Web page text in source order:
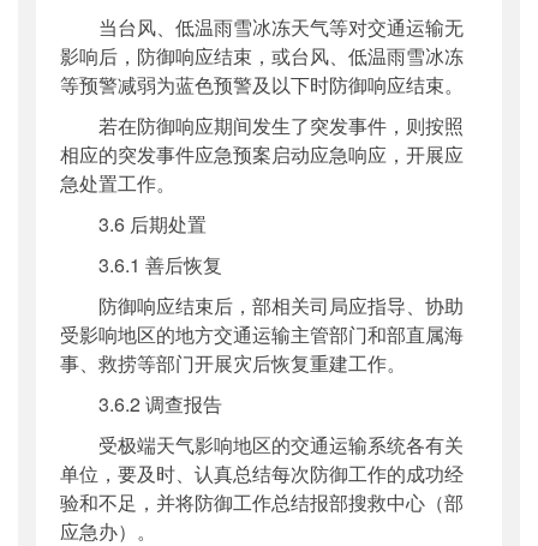
当台风、低温雨雪冰冻天气等对交通运输无
影响后，防御响应结束，或台风、低温雨雪冰冻
等预警减弱为蓝色预警及以下时防御响应结束。
若在防御响应期间发生了突发事件，则按照
相应的突发事件应急预案启动应急响应，开展应
急处置工作。
3.6 后期处置
3.6.1 善后恢复
防御响应结束后，部相关司局应指导、协助
受影响地区的地方交通运输主管部门和部直属海
事、救捞等部门开展灾后恢复重建工作。
3.6.2 调查报告
受极端天气影响地区的交通运输系统各有关
单位，要及时、认真总结每次防御工作的成功经
验和不足，并将防御工作总结报部搜救中心（部
应急办）。